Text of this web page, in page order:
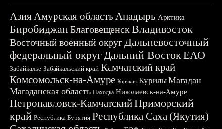
АзияАмурская область Анадырь Арктика
БиробиджанБлаговещенскВладивосток
Восточный военный округДальневосточный
федеральный округДальний ВостокЕАО
Забайкалье Забайкальский край Камчатский край
Комсомольск-на-Амуре Корякия Курилы Магадан
Магаданская область Находка Николаевск-на-Амуре
Петропавловск-КамчатскийПриморский
край Республика Бурятия Республика Саха (Якутия)